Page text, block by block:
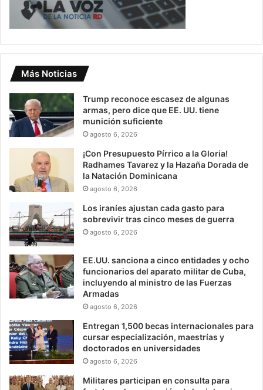
Más Noticias
Trump reconoce escasez de algunas
armas, pero dice que EE. UU. tiene
munición suficiente
agosto 6, 2026
¡Con Presupuesto Pírrico a la Gloria!
Radhames Tavarez y la Hazaña Dorada de
la Natación Dominicana
agosto 6, 2026
Los iraníes ajustan cada gasto para
sobrevivir tras cinco meses de guerra
agosto 6, 2026
EE.UU. sanciona a cinco entidades y ocho
funcionarios del aparato militar de Cuba,
incluyendo al ministro de las Fuerzas
Armadas
agosto 6, 2026
Entregan 1,500 becas internacionales para
cursar especialización, maestrías y
doctorados en universidades
agosto 6, 2026
Militares participan en consulta para